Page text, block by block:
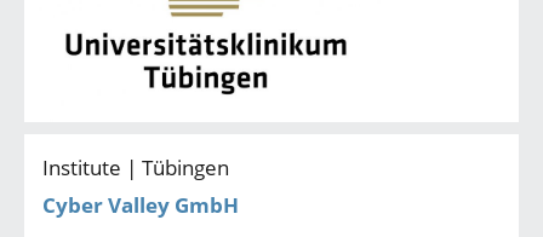
Institute | Tübingen
Cyber Valley GmbH